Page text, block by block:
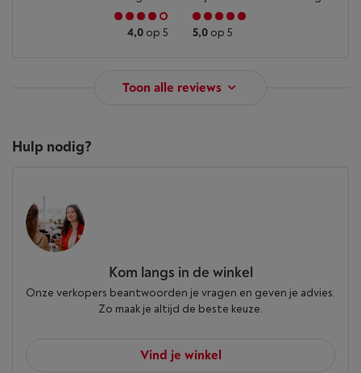
4,0 op 5 5,0 op 5
Toon alle reviews
Hulp nodig?
Kom langs in de winkel
Onze verkopers beantwoorden je vragen en geven je advies.
Zo maak je altijd de beste keuze.
Vind je winkel